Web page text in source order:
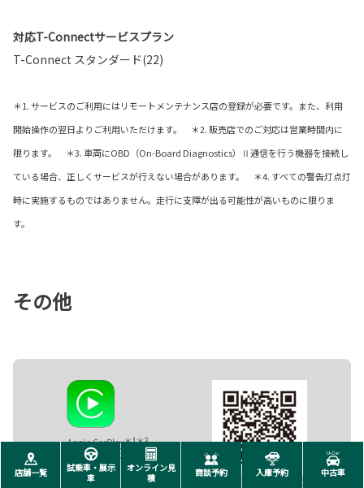
対応T-Connectサービスプラン
T-Connect スタンダード(22)
＊1. サービスのご利用にはリモートメンテナンス店の登録が必要です。また、利用
開始操作の翌日よりご利用いただけます。 ＊2. 販売店でのご対応は営業時間内に
限ります。 ＊3. 車両にOBD（On-Board Diagnostics）Ⅱ通信を行う機器を接続し
ている場合、正しくサービスが行えない場合があります。 ＊4. すべての警告灯点灯
時に実施するものではありません。走行に支障が出る可能性が高いものに限りま
す。
その他
店舗一覧
試乗車・展示
車
オンライン見
積
商談予約 入庫予約 中古車